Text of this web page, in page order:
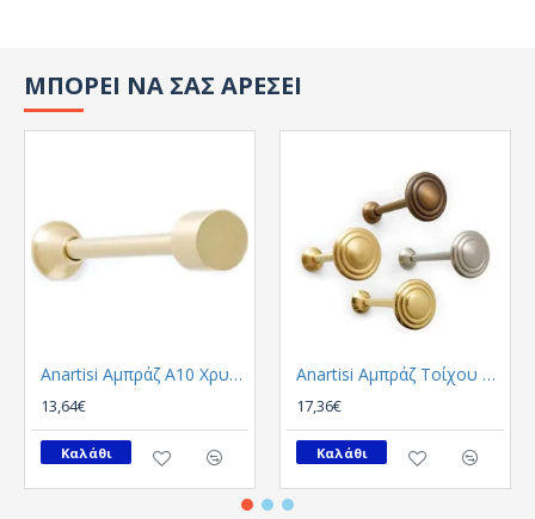
ΜΠΟΡΕΙ ΝΑ ΣΑΣ ΑΡΕΣΕΙ
Anartisi Αμπράζ A10 Χρυσο Σατινε
13,64€
Καλάθι
Anartisi Αμπράζ Τοίχου A1 Νικελ Σατινε
17,36€
Καλάθι